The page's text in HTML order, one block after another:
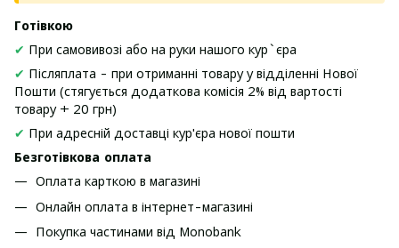
Готівкою
✔ При самовивозі або на руки нашого кур`єра
✔ Післяплата - при отриманні товару у відділенні Нової
Пошти (стягується додаткова комісія 2% від вартості
товару + 20 грн)
✔ При адресній доставці кур'єра нової пошти
Безготівкова оплата
Оплата карткою в магазині
Онлайн оплата в інтернет-магазині
Покупка частинами від Monobank